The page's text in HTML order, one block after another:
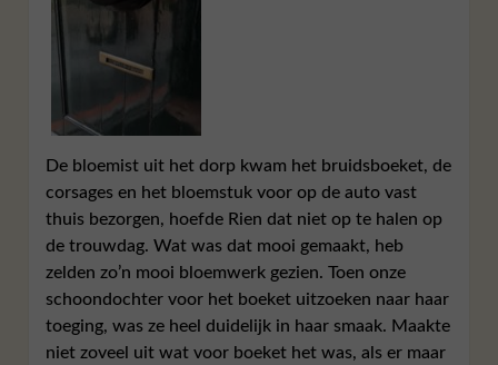
De bloemist uit het dorp kwam het bruidsboeket, de
corsages en het bloemstuk voor op de auto vast
thuis bezorgen, hoefde Rien dat niet op te halen op
de trouwdag. Wat was dat mooi gemaakt, heb
zelden zo’n mooi bloemwerk gezien. Toen onze
schoondochter voor het boeket uitzoeken naar haar
toeging, was ze heel duidelijk in haar smaak. Maakte
niet zoveel uit wat voor boeket het was, als er maar